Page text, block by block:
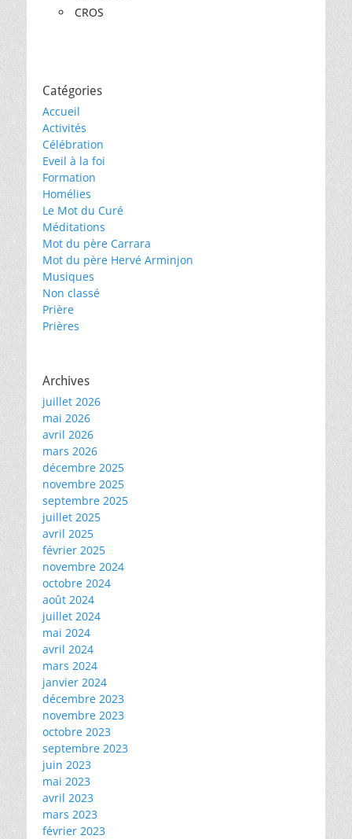
CROS
Catégories
Accueil
Activités
Célébration
Eveil à la foi
Formation
Homélies
Le Mot du Curé
Méditations
Mot du père Carrara
Mot du père Hervé Arminjon
Musiques
Non classé
Prière
Prières
Archives
juillet 2026
mai 2026
avril 2026
mars 2026
décembre 2025
novembre 2025
septembre 2025
juillet 2025
avril 2025
février 2025
novembre 2024
octobre 2024
août 2024
juillet 2024
mai 2024
avril 2024
mars 2024
janvier 2024
décembre 2023
novembre 2023
octobre 2023
septembre 2023
juin 2023
mai 2023
avril 2023
mars 2023
février 2023